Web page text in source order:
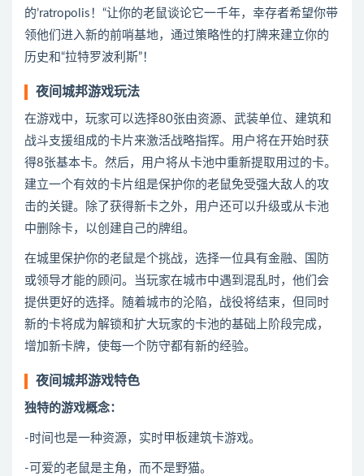
的’ratropolis！“让你的老鼠谈论它一千年，幸存者希望你带
领他们进入新的前哨基地，通过策略性的打牌来建立你的
历史和“拉特罗波利斯”！
夜间城邦游戏玩法
在游戏中，玩家可以选择80张由资源、武装单位、建筑和
战斗支援组成的卡片来激活战略指挥。用户将在开始时获
得8张基本卡。然后，用户将从卡池中重新提取用过的卡。
建立一个有效的卡片组是保护你的老鼠免受强大敌人的攻
击的关键。除了获得新卡之外，用户还可以升级或从卡池
中删除卡，以创建自己的牌组。
在城里保护你的老鼠是个挑战，选择一位具有金融、国防
或领导才能的顾问。当玩家在城市中遇到混乱时，他们会
提供更好的选择。随着城市的沦陷，战役将结束，但同时
新的卡将成为解锁和扩大玩家的卡池的基础上阶段完成，
增加新卡牌，使每一个防守都有新的经验。
夜间城邦游戏特色
独特的游戏概念：
-时间也是一种资源，实时甲板建筑卡游戏。
-可爱的老鼠是主角，而不是野猫。